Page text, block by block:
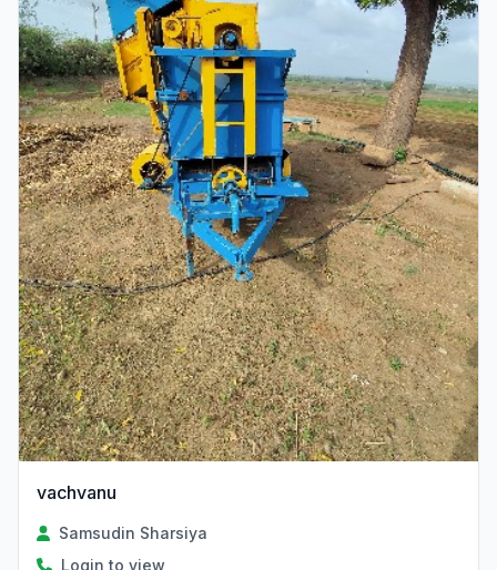
vachvanu
Samsudin Sharsiya
Login to view